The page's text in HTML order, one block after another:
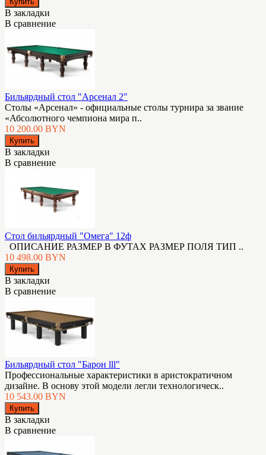
В закладки
В сравнение
Бильярдный стол "Арсенал 2"
Столы «Арсенал» - официальные столы турнира за звание
«Абсолютного чемпиона мира п..
10 200.00 BYN
В закладки
В сравнение
Стол бильярдный "Омега" 12ф
ОПИСАНИЕ РАЗМЕР В ФУТАХ РАЗМЕР ПОЛЯ ТИП ..
10 498.00 BYN
В закладки
В сравнение
Бильярдный стол "Барон lll"
Профессиональные характеристики в аристократичном
дизайне. В основу этой модели легли технологическ..
10 543.00 BYN
В закладки
В сравнение